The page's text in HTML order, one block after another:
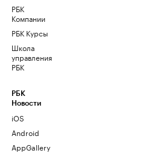
РБК
Компании
РБК Курсы
Школа
управления
РБК
РБК
Новости
iOS
Android
AppGallery